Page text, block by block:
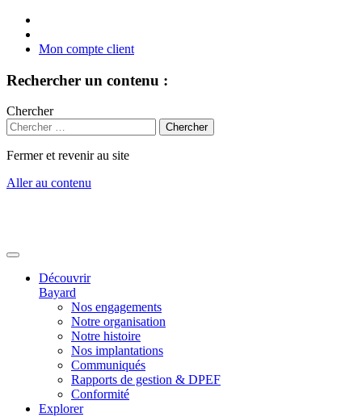
Mon compte client
Rechercher un contenu :
Chercher
Fermer et revenir au site
Aller au contenu
Découvrir
Bayard
Nos engagements
Notre organisation
Notre histoire
Nos implantations
Communiqués
Rapports de gestion & DPEF
Conformité
Explorer